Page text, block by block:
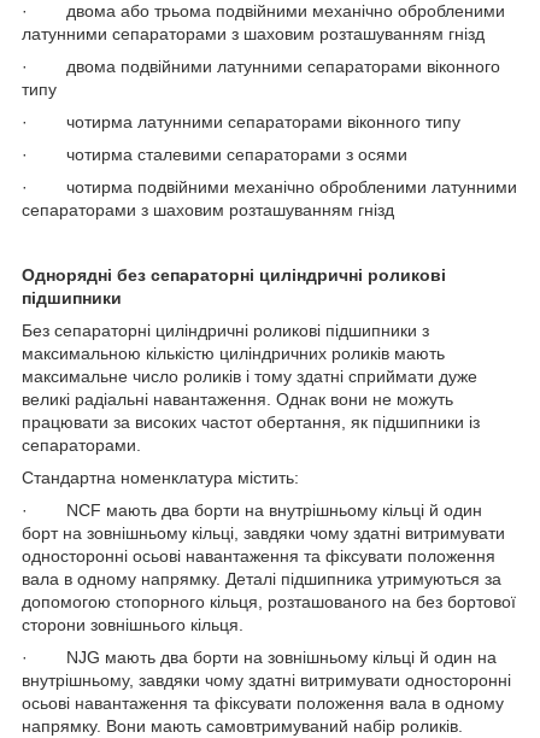
· двома або трьома подвійними механічно обробленими
латунними сепараторами з шаховим розташуванням гнізд
· двома подвійними латунними сепараторами віконного
типу
· чотирма латунними сепараторами віконного типу
· чотирма сталевими сепараторами з осями
· чотирма подвійними механічно обробленими латунними
сепараторами з шаховим розташуванням гнізд
Однорядні без сепараторні циліндричні роликові
підшипники
Без сепараторні циліндричні роликові підшипники з
максимальною кількістю циліндричних роликів мають
максимальне число роликів і тому здатні сприймати дуже
великі радіальні навантаження. Однак вони не можуть
працювати за високих частот обертання, як підшипники із
сепараторами.
Стандартна номенклатура містить:
· NCF мають два борти на внутрішньому кільці й один
борт на зовнішньому кільці, завдяки чому здатні витримувати
односторонні осьові навантаження та фіксувати положення
вала в одному напрямку. Деталі підшипника утримуються за
допомогою стопорного кільця, розташованого на без бортової
сторони зовнішнього кільця.
· NJG мають два борти на зовнішньому кільці й один на
внутрішньому, завдяки чому здатні витримувати односторонні
осьові навантаження та фіксувати положення вала в одному
напрямку. Вони мають самовтримуваний набір роликів.